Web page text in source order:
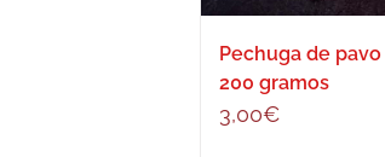
Pechuga de
200 gramos
3,00€